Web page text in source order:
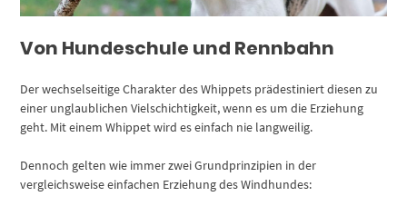
Von Hundeschule und Rennbahn
Der wechselseitige Charakter des Whippets prädestiniert diesen zu
einer unglaublichen Vielschichtigkeit, wenn es um die Erziehung
geht. Mit einem Whippet wird es einfach nie langweilig.
Dennoch gelten wie immer zwei Grundprinzipien in der
vergleichsweise einfachen Erziehung des Windhundes: